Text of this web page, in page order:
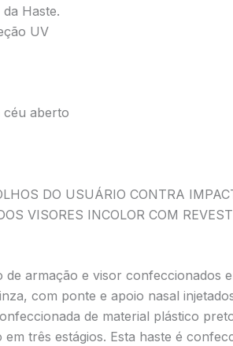
Haste.
UV
céu aberto
DO USUÁRIO CONTRA
VISORES INCOLOR COM
armação e visor
com ponte e apoio nasal
de material plástico
em três estágios. Esta haste é